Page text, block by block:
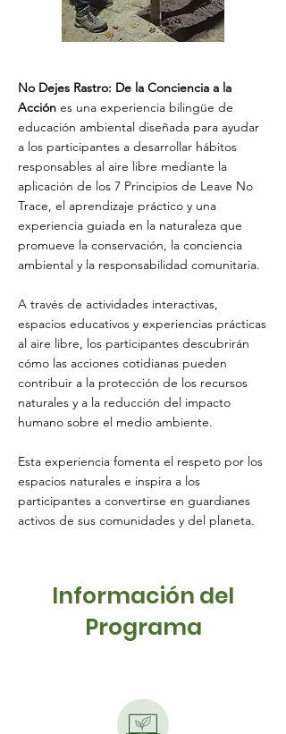
No Dejes Rastro: De la Conciencia a la
Acción es una experiencia bilingüe de
educación ambiental diseñada para ayudar
a los participantes a desarrollar hábitos
responsables al aire libre mediante la
aplicación de los 7 Principios de Leave No
Trace, el aprendizaje práctico y una
experiencia guiada en la naturaleza que
promueve la conservación, la conciencia
ambiental y la responsabilidad comunitaria.
A través de actividades interactivas,
espacios educativos y experiencias prácticas
al aire libre, los participantes descubrirán
cómo las acciones cotidianas pueden
contribuir a la protección de los recursos
naturales y a la reducción del impacto
humano sobre el medio ambiente.
Esta experiencia fomenta el respeto por los
espacios naturales e inspira a los
participantes a convertirse en guardianes
activos de sus comunidades y del planeta.
Información del
Programa